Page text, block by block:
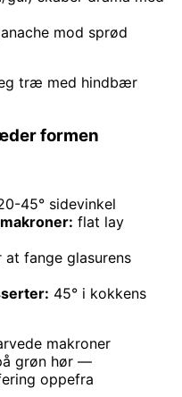
mod sprød
træ med hindbær
formen
45° sidevinkel
flat lay
fange glasurens
45° i kokkens
makroner
grøn hør —
oppefra